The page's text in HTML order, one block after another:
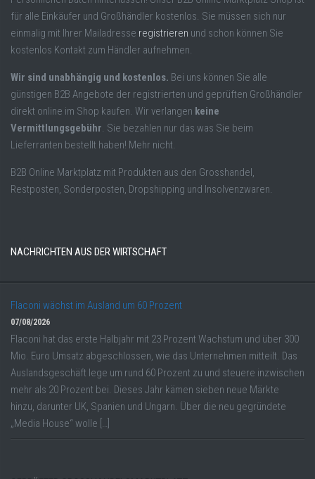
für alle Einkäufer und Großhändler kostenlos. Sie müssen sich nur
einmalig mit Ihrer Mailadresse registrieren und schon können Sie
kostenlos Kontakt zum Händler aufnehmen.
Wir sind unabhängig und kostenlos. Bei uns können Sie alle
günstigen B2B Angebote der registrierten und geprüften Großhändler
direkt online im Shop kaufen. Wir verlangen keine
Vermittlungsgebühr. Sie bezahlen nur das was Sie beim
Lieferranten bestellt haben! Mehr nicht.
B2B Online Marktplatz mit Produkten aus den Grosshandel,
Restposten, Sonderposten, Dropshipping und Insolvenzwaren.
NACHRICHTEN AUS DER WIRTSCHAFT
Flaconi wächst im Ausland um 60 Prozent
07/08/2026
Flaconi hat das erste Halbjahr mit 23 Prozent Wachstum und über 300
Mio. Euro Umsatz abgeschlossen, wie das Unternehmen mitteilt. Das
Auslandsgeschäft lege um rund 60 Prozent zu und steuere inzwischen
mehr als 20 Prozent bei. Dieses Jahr kämen sieben neue Märkte
hinzu, darunter UK, Spanien und Ungarn. Über die neu gegründete
„Media House“ wolle […]